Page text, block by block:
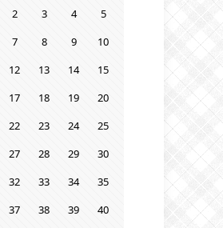
2 3 4
5
7 8 9
10
12 13 14
15
17 18 19
20
22 23 24
25
27 28 29
30
32 33 34
35
37 38 39
40